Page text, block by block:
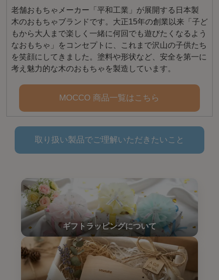
老舗おもちゃメーカー「平和工業」が展開する日本製
木のおもちゃブランドです。大正15年の創業以来「子ど
もから大人まで楽しく一緒に何回でも遊びたくなるよう
なおもちゃ」をコンセプトに、これまで沢山の子供たち
を笑顔にしてきました。塗料や形状など、安全を第一に
考え魅力的な木のおもちゃを製造しています。
MOCCO 商品一覧はこちら
取り扱い製品でご理解いただきたいこと